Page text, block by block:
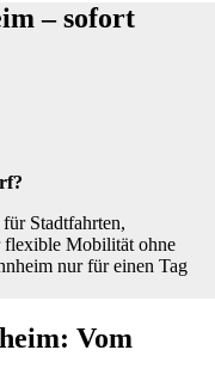
– sofort
Stadtfahrten,
flexible Mobilität ohne
nur für einen Tag
Vom